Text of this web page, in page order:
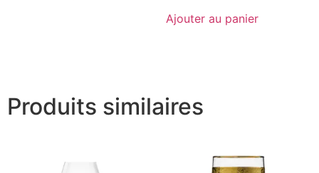
Ajouter au panier
Produits similaires